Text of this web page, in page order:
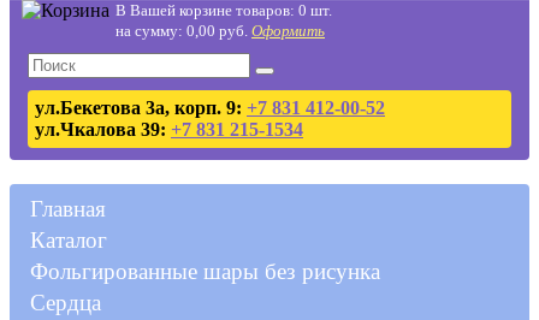
В Вашей корзине товаров: 0 шт.
на сумму: 0,00 руб. Оформить
ул.Бекетова 3а, корп. 9: +7 831 412-00-52
ул.Чкалова 39: +7 831 215-1534
Главная
Каталог
Фольгированные шары без рисунка
Сердца